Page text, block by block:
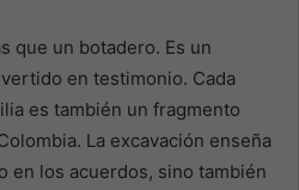
que un botadero. Es un
en testimonio. Cada
es también un fragmento
La excavación enseña
en los acuerdos, sino también